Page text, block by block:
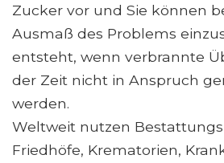
Zucker vor und Sie können
Ausmaß des Problems
entsteht, wenn verbrannte
der Zeit nicht in Anspruch
werden.
Weltweit nutzen
Friedhöfe, Krematorien,